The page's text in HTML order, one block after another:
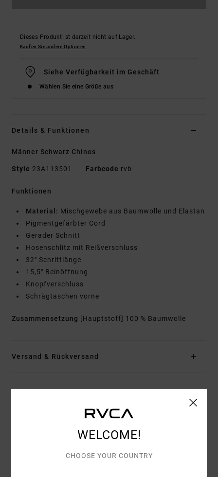
Dieses Produkt ist derzeit nicht auf Lager.
Kaufen Sie andere Optionen
Siehe Verfügbarkeit im Geschäft
Wählen Sie eine Größe aus
Details & Funktionen
Männer Schwarz Chinos
Style 23A113501 Farbcode rvb
Funktionen
Material: Mischgewebe aus Baumwolle und Elastan
Pigmentgefärbter Cord
Gerader Schnitt
Hosenschlitz mit Reißverschluss
32" Schrittlänge
15,5" Beinöffnung
Knopfverschluss
Schrägtaschen vorne
Zusammensetzung [Hauptstoff] 100 % Baumwolle
Versand & Rückversand
DURCHSCHNITTLICHE BEWERTUNG
4.0/5
WELCOME!
CHOOSE YOUR COUNTRY